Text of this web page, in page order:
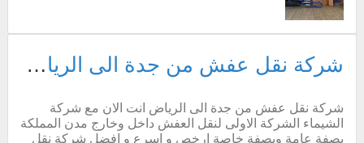
شركة نقل عفش من جدة الى الرياض ارخص شركة نقل اثاث من جده للرياض مع الفك والتركيب والتغليف والضمان
شركة نقل عفش من جدة الى الرياض انت الان مع شركة
الشيماء الشركة الاولى لنقل العفش داخل وخارج مدن المملكة
بصفة عامة وبصفة خاصة ارخص و اسرع و افضل شركة نقل